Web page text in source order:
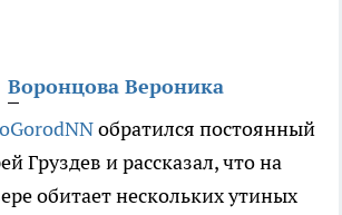
Воронцова Вероника
обратился постоянный
Груздев и рассказал, что на
обитает нескольких утиных